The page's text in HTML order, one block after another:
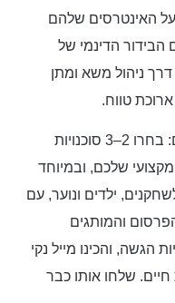
על האינטרסים שלהם
הדינמי של
ניהול משא ומתן
טווח.
הצעד הבא פשוט נמצא בהישג ידכם: בחרו 2–3 סוכנויות
שלכם, ובמיוחד
ילדים ונוער, עם
והמותגים
הגשה, והכינו מייל נקי
חיים. שלחו אותו כבר